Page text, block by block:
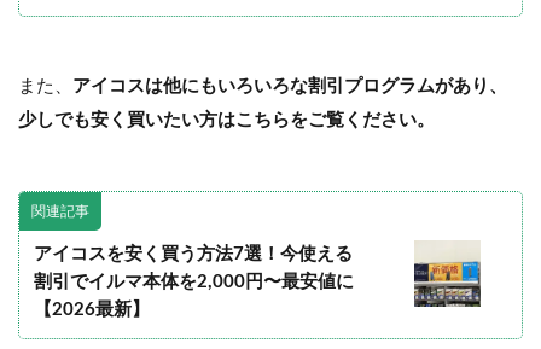
また、 アイコスは他にもいろいろな割引プログラムがあり、
少しでも安く買いたい方はこちらをご覧ください。
関連記事
アイコスを安く買う方法7選！今使える
割引でイルマ本体を2,000円〜最安値に
【2026最新】